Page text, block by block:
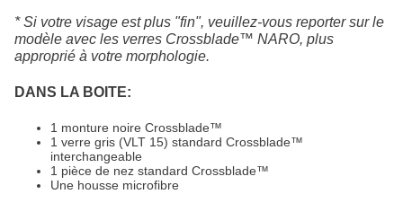
* Si votre visage est plus "fin", veuillez-vous reporter sur le
modèle avec les verres Crossblade™ NARO, plus
approprié à votre morphologie.
DANS LA BOITE:
1 monture noire Crossblade™
1 verre gris (VLT 15) standard Crossblade™
interchangeable
1 pièce de nez standard Crossblade™
Une housse microfibre